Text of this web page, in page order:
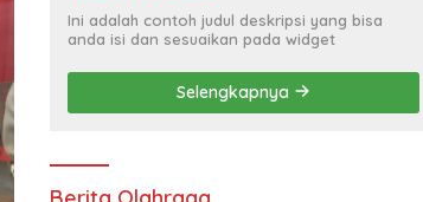
Ini adalah contoh judul deskripsi yang bisa
anda isi dan sesuaikan pada widget
Selengkapnya